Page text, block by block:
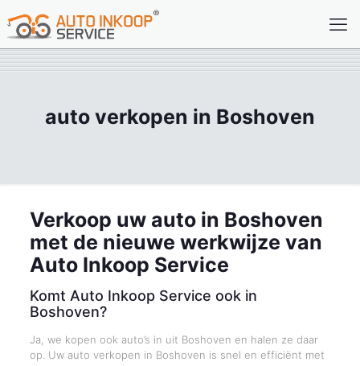
auto verkopen in Boshoven
Verkoop uw auto in Boshoven
met de nieuwe werkwijze van
Auto Inkoop Service
Komt Auto Inkoop Service ook in
Boshoven?
Ja, we kopen ook auto’s in uit Boshoven en halen ze daar
op. Uw auto verkopen in Boshoven is snel en efficiënt met